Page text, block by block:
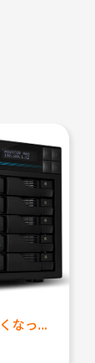
なっ...